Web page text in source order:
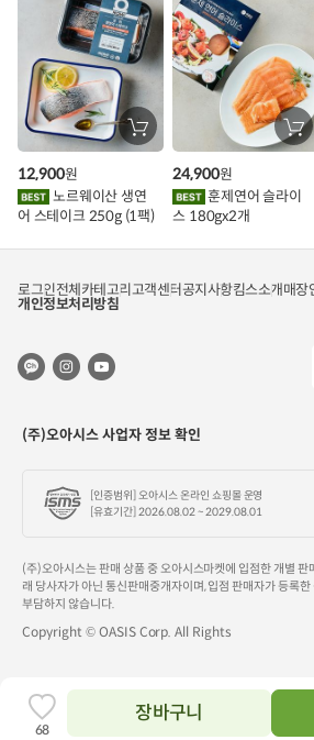
찜
하
68
장바구니
장
바
에
담
기
노르웨이산 생연
어 스테이크 250g (1팩)
12,900원
장
바
에
담
훈제연어 슬라이
스 180gx2개
24,900원
로그인전체카테고리고객센터공지사항킴스소개매장
개인정보처리방침
(주)오아시스 사업자 정보 확인
[인증범위] 오아시스 온라인 쇼핑몰 운영
[유효기간] 2026.08.02 ~ 2029.08.01
(주)오아시스는 판매 상품 중 오아시스마켓에 입점한 개별 판
래 당사자가 아닌 통신판매중개자이며, 입점 판매자가 등록
부담하지 않습니다.
Copyright © OASIS Corp. All Rights